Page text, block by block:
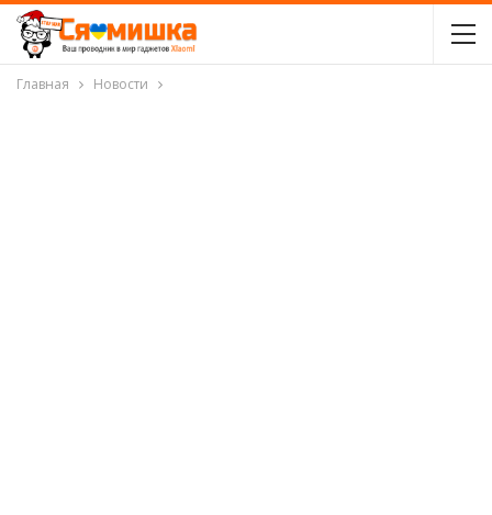
Главная Новости